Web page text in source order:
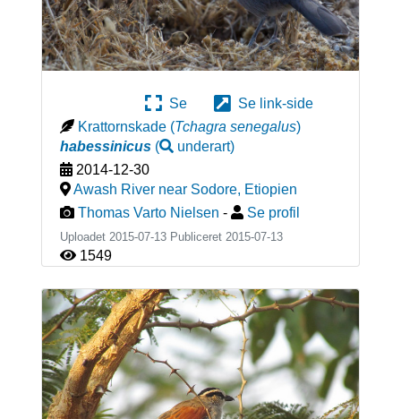
Se
Se link-side
Krattornskade (Tchagra senegalus)
habessinicus( underart)
2014-12-30
Awash River near Sodore, Etiopien
Thomas Varto Nielsen - Se profil
Uploadet 2015-07-13 Publiceret 2015-07-13
1549